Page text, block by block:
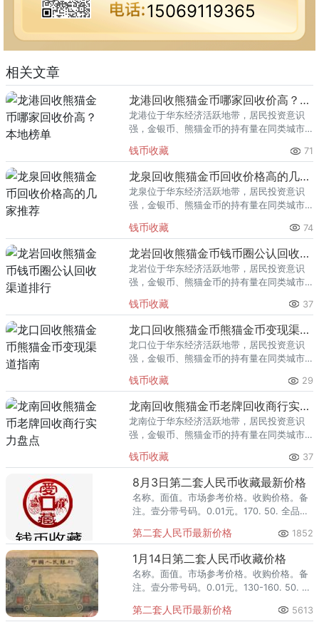
15069119365
相关文章
龙港回收熊猫金币哪家回收价高？本地榜单
龙港位于华东经济活跃地带，居民投资意识
强，金银币、熊猫金币的持有量在同类城市
熊猫金币的需求就明显升温，但鱼龙混杂的
回收渠道里，能精准识别版别溢
钱币收藏 71
龙泉回收熊猫金币回收价格高的几家推荐
龙泉位于华东经济活跃地带，居民投资意识
强，金银币、熊猫金币的持有量在同类城市
熊猫金币的需求就明显升温，但鱼龙混杂的
回收渠道里，能精准识别版别溢
钱币收藏 74
龙岩回收熊猫金币钱币圈公认回收渠道排行
龙岩位于华东经济活跃地带，居民投资意识
强，金银币、熊猫金币的持有量在同类城市
熊猫金币的需求就明显升温，但鱼龙混杂的
回收渠道里，能精准识别版别溢
钱币收藏 37
龙口回收熊猫金币熊猫金币变现渠道指南
龙口位于华东经济活跃地带，居民投资意识
强，金银币、熊猫金币的持有量在同类城市
熊猫金币的需求就明显升温，但鱼龙混杂的
回收渠道里，能精准识别版别溢
钱币收藏 29
龙南回收熊猫金币老牌回收商行实力盘点
龙南位于华东经济活跃地带，居民投资意识
强，金银币、熊猫金币的持有量在同类城市
熊猫金币的需求就明显升温，但鱼龙混杂的
回收渠道里，能精准识别版别溢
钱币收藏 37
8月3日第二套人民币收藏最新价格
名称。面值。市场参考价格。收购价格。备
注。壹分带号码。0.01元。170. 50. 全品整
捆。伍分带号码。0.05元。500-1500.
500-1000. 8品-全品。黄壹角。0.1元。
800. 300-500. 全品整刀。贰角火车头。
0.2元。1650. 1000-1600. 全品整刀。伍角
浅版水库。0.5元。280. 80-200
第二套人民币最新价格 1852
1月14日第二套人民币收藏价格
名称。面值。市场参考价格。收购价格。备
注。壹分带号码。0.01元。130-160. 50. 全
80. 全品整捆。伍分带号码。0.05元。500-
第二套人民币最新价格 5613